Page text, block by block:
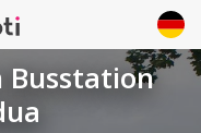
Busstation